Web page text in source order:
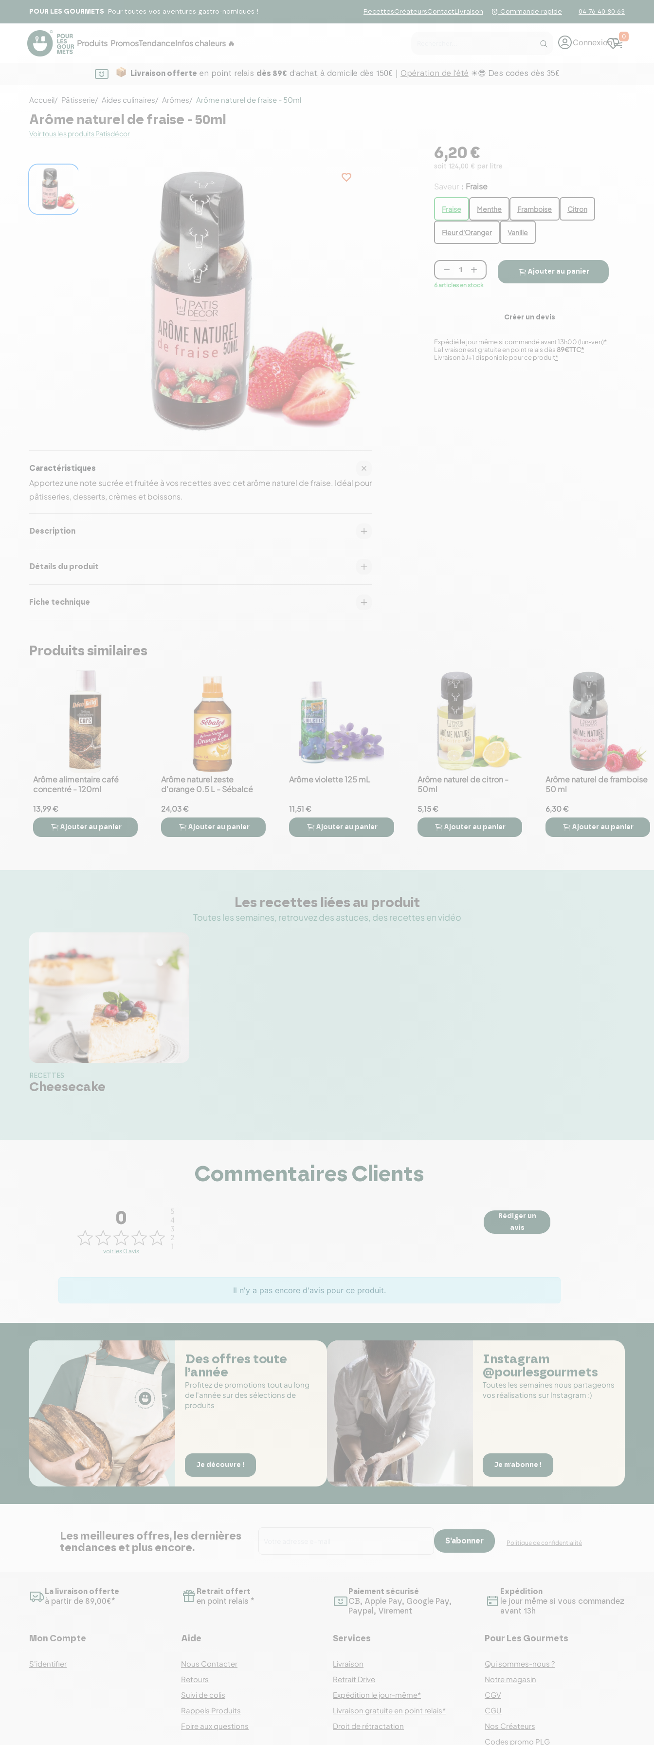
POUR LES GOURMETS Pour toutes vos aventures gastro-nomiques ! RecettesCréateursContactLivraison alarm Commande rapide 04 76 40 80 63
Produits PromosTendanceInfos chaleurs 🔥 Connexion
0
Livraison offerte en point relais dès 89€ d'achat, à domicile dès 150€ | Opération de l'été ☀😎 Des codes dès 35€
Accueil Pâtisserie Aides culinaires Arômes Arôme naturel de fraise - 50ml
Arôme naturel de fraise - 50ml
Voir tous les produits Patisdécor
favorite_border
6,20 €
soit 124,00 € par litre
Saveur : Fraise
Fraise Menthe Framboise Citron
Fleur d'Oranger Vanille
 
6 articles en stock
Ajouter au panier
Créer un devis
Expédié le jour même si commandé avant 13h00 (lun-ven)*
Livraison à J+1 disponible pour ce produit*
La livraison est gratuite en point relais dès 89€TTC*
Caractéristiques
Apportez une note sucrée et fruitée à vos recettes avec cet arôme naturel de fraise. Idéal pour
pâtisseries, desserts, crèmes et boissons.
Description
Détails du produit
Fiche technique
Produits similaires
favorite_border
Arôme alimentaire café
concentré - 120ml
13,99 €
 
Ajouter au panier
favorite_border
Arôme naturel zeste
d'orange 0.5 L - Sébalcé
24,03 €
 
Ajouter au panier
favorite_border
Arôme violette 125 mL
11,51 €
 
Ajouter au panier
favorite_border
Arôme naturel de citron -
50ml
5,15 €
 
Ajouter au panier
favorite_border
Arôme naturel de framboise
50 ml
6,30 €
 
Ajouter au panier
Les recettes liées au produit
Toutes les semaines, retrouvez des astuces, des recettes en vidéo
RECETTES
Cheesecake
Commentaires Clients
0
voir les 0 avis
5
4
3
2
1
Rédiger un
avis
Il n'y a pas encore d'avis pour ce produit.
Des offres toute
l’année
Profitez de promotions tout au long
de l'année sur des sélections de
produits
Je découvre !
Instagram
@pourlesgourmets
Toutes les semaines nous partageons
vos réalisations sur Instagram :)
Je m'abonne !
Les meilleures offres, les dernières
tendances et plus encore.
S’abonner Politique de confidentialité
La livraison offerte
à partir de 89,00€*
Retrait offert
en point relais *
Paiement sécurisé
CB, Apple Pay, Google Pay,
Paypal, Virement
Expédition
le jour même si vous commandez
avant 13h
Mon Compte
S'identifier
Aide
Nous Contacter
Retours
Suivi de colis
Rappels Produits
Foire aux questions
Services
Livraison
Retrait Drive
Expédition le jour-même*
Livraison gratuite en point relais*
Droit de rétractation
Pour Les Gourmets
Qui sommes-nous ?
Notre magasin
CGV
CGU
Nos Créateurs
Codes promo PLG